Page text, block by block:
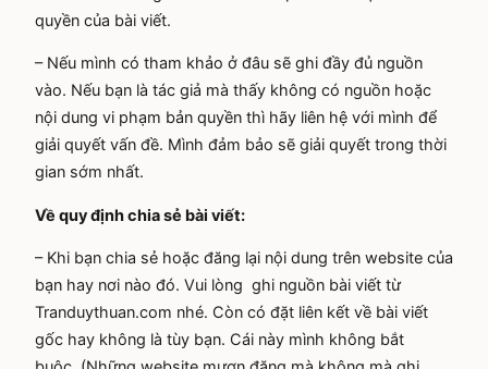
quyền của bài viết.
– Nếu mình có tham khảo ở đâu sẽ ghi đầy đủ nguồn
vào. Nếu bạn là tác giả mà thấy không có nguồn hoặc
nội dung vi phạm bản quyền thì hãy liên hệ với mình để
giải quyết vấn đề. Mình đảm bảo sẽ giải quyết trong thời
gian sớm nhất.
Về quy định chia sẻ bài viết:
– Khi bạn chia sẻ hoặc đăng lại nội dung trên website của
bạn hay nơi nào đó. Vui lòng ghi nguồn bài viết từ
Tranduythuan.com nhé. Còn có đặt liên kết về bài viết
gốc hay không là tùy bạn. Cái này mình không bắt